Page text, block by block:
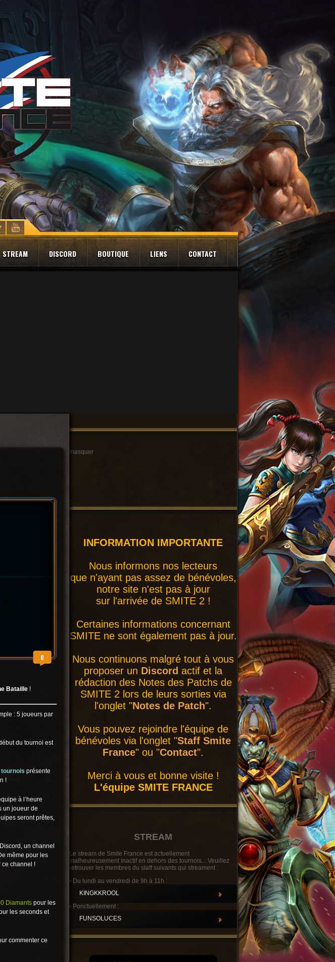
STREAM DISCORD BOUTIQUE LIENS CONTACT
0
Bataille!
: 5 joueurs par
du tournoi est
tournois présente
!
à l’heure
un joueur de
seront prêtes,
un channel
même pour les
ce channel !
Diamants pour les
les seconds et
commenter ce
masquer
INFORMATION IMPORTANTE
Nous informons nos lecteurs
que n'ayant pas assez de bénévoles,
notre site n'est pas à jour
sur l'arrivée de SMITE 2 !
Certaines informations concernant
SMITE ne sont également pas à jour.
Nous continuons malgré tout à vous
proposer un Discord actif et la
rédaction des Notes des Patchs de
SMITE 2 lors de leurs sorties via
l'onglet "Notes de Patch".
Vous pouvez rejoindre l'équipe de
bénévoles via l'onglet "Staff Smite
France" ou "Contact".
Merci à vous et bonne visite !
L'équipe SMITE FRANCE
STREAM
Le stream de Smite France est actuellement
malheureusement inactif en dehors des tournois... Veuillez
retrouver les membres du staff suivants qui streament :
• Du lundi au vendredi de 9h à 11h :
KINGKKROOL
• Ponctuellement :
FUNSOLUCES